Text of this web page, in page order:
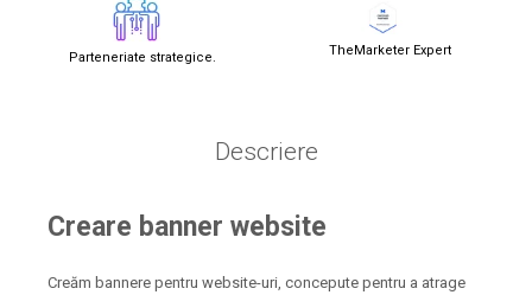
Parteneriate strategice. TheMarketer Expert
Descriere
Creare banner website
Creăm bannere pentru website-uri, concepute pentru a atrage